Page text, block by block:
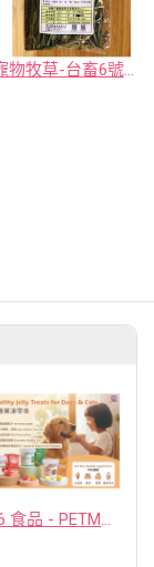
寵物牧草-台畜6號狼尾草
06 食品 - PETMYLI COMPANY LIMITED